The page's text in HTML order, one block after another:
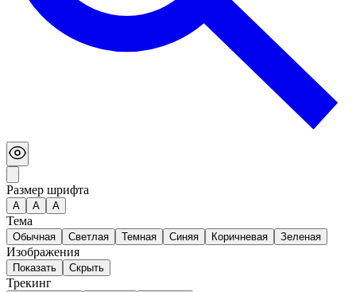
Размер шрифта
А A A
Тема
Обычная Светлая Темная Синяя Коричневая Зеленая
Изображения
Показать Скрыть
Трекинг